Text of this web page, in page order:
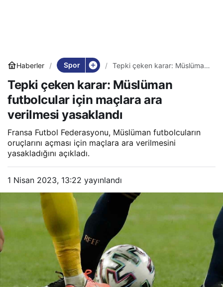
Haberler Spor
Tepki çeken karar: Müslüman
verilmesi yasaklandı
Tepki çeken karar: Müslüman
futbolcular için maçlara ara
verilmesi yasaklandı
Fransa Futbol Federasyonu, Müslüman futbolcuların
oruçlarını açması için maçlara ara verilmesini
yasakladığını açıkladı.
1 Nisan 2023, 13:22 yayınlandı